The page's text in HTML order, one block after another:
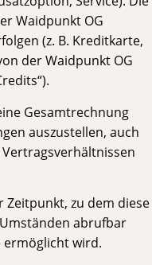
Waidpunkt OG
(z. B. Kreditkarte,
der Waidpunkt OG
Gesamtrechnung
auszustellen, auch
Zeitpunkt, zu dem diese
abrufbar
ermöglicht wird.